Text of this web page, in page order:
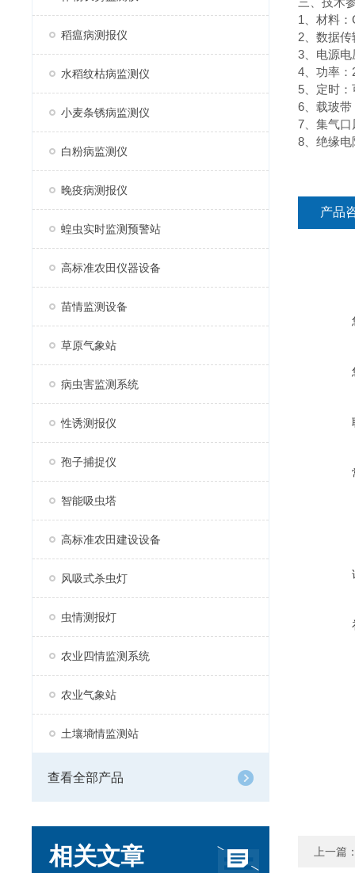
稻瘟病测报仪
水稻纹枯病监测仪
小麦条锈病监测仪
白粉病监测仪
晚疫病测报仪
蝗虫实时监测预警站
高标准农田仪器设备
苗情监测设备
草原气象站
病虫害监测系统
性诱测报仪
孢子捕捉仪
智能吸虫塔
高标准农田建设设备
风吸式杀虫灯
虫情测报灯
农业四情监测系统
农业气象站
土壤墒情监测站
查看全部产品
相关文章
1、材料
2、数据
3、电源电
4、功率：
5、定时
6、载玻带
7、集气
8、绝缘
产品
上一篇